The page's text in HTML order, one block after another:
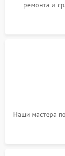
ремонта и
Наши мастера